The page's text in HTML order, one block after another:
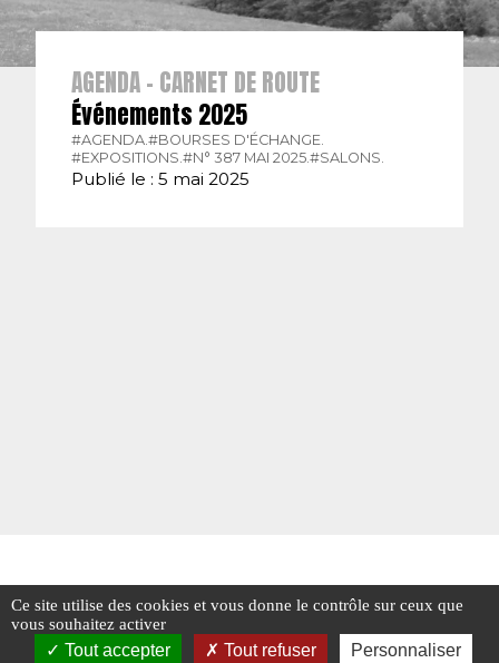
AGENDA - CARNET DE ROUTE
Événements 2025
#AGENDA. #BOURSES D'ÉCHANGE.
#EXPOSITIONS. #N° 387 MAI 2025. #SALONS.
Publié le : 5 mai 2025
Ce site utilise des cookies et vous donne le contrôle sur ceux que
vous souhaitez activer
Tout accepter Tout refuser Personnaliser